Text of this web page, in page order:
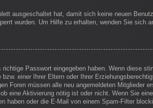
ausgeschaltet hat, damit sich keine neuen
wurden. Um Hilfe zu erhalten, wenden Sie sich
Passwort eingegeben haben. Wenn diese
einer Ihrer Eltern oder Ihrer
Foren müssen alle neu angemeldeten Mitglieder
eine Aktivierung nötig ist oder nicht. Wenn Sie
haben oder die E-Mail von einem Spam-Filter